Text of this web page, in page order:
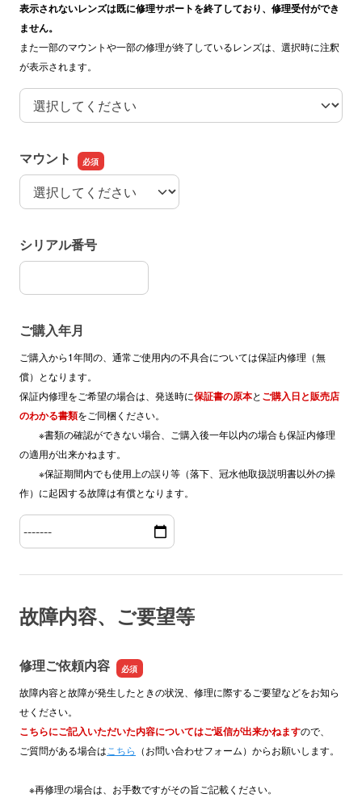
表示されないレンズは既に修理サポートを終了しており、修理受付ができ
ません。
また一部のマウントや一部の修理が終了しているレンズは、選択時に注釈
が表示されます。
機種（レンズ名）
マウント
マウント
シリアル番号
シリアル番号
ご購入年月
ご購入から1年間の、通常ご使用内の不具合については保証内修理（無
償）となります。
保証内修理をご希望の場合は、発送時に保証書の原本とご購入日と販売店
のわかる書類をご同梱ください。
※書類の確認ができない場合、ご購入後一年以内の場合も保証内修理
の適用が出来かねます。
※保証期間内でも使用上の誤り等（落下、冠水他取扱説明書以外の操
作）に起因する故障は有償となります。
ご購入年月
故障内容、ご要望等
修理ご依頼内容
故障内容と故障が発生したときの状況、修理に際するご要望などをお知ら
せください。
こちらにご記入いただいた内容についてはご返信が出来かねますので、
ご質問がある場合は こちら （お問い合わせフォーム）からお願いします。
※再修理の場合は、お手数ですがその旨ご記載ください。